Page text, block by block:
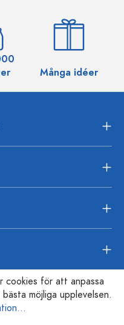
Många idéer
cookies för att anpassa
möjliga upplevelsen.